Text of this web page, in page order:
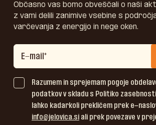
Občasno vas bomo obveščali o naši
z vami delili zanimive vsebine s
varčevanja z energijo in nege oken.
Razumem in sprejemam pogoje
podatkov v skladu s Politiko
lahko kadarkoli prekličem prek e-
info@jelovica.si ali prek povezave v